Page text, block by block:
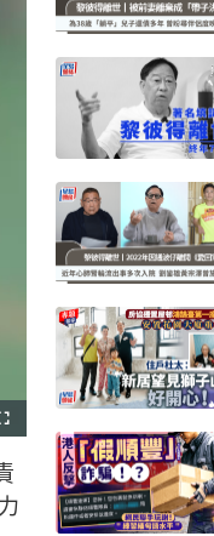
F
u
l
s
c
e